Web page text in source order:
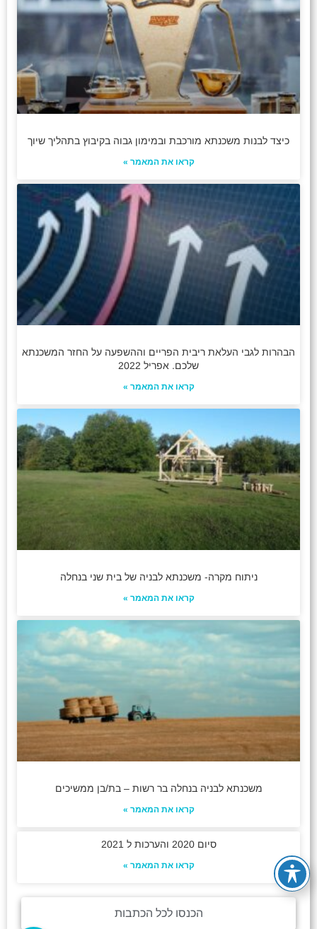
כיצד לבנות משכנתא מורכבת ובמימון גבוה בקיבוץ בתהליך שיוך
קראו את המאמר »
הבהרות לגבי העלאת ריבית הפריים וההשפעה על החזר המשכנתא
שלכם. אפריל 2022
קראו את המאמר »
ניתוח מקרה- משכנתא לבניה של בית שני בנחלה
קראו את המאמר »
משכנתא לבניה בנחלה בר רשות – בת/בן ממשיכים
קראו את המאמר »
סיום 2020 והערכות ל 2021
קראו את המאמר »
הכנסו לכל הכתבות